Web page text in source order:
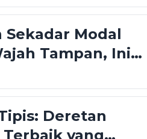
Modal
Tampan, Ini
Terungkap
Deretan
yang